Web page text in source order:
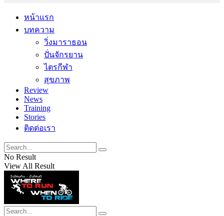
หน้าแรก
บทความ
วิ่งมาราธอน
ปั่นจักรยาน
ไตรกีฬา
สุขภาพ
Review
News
Training
Stories
ติดต่อเรา
No Result
View All Result